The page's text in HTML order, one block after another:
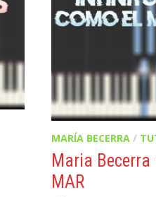
MARÍA BECERRA/
Maria Becerra
MAR